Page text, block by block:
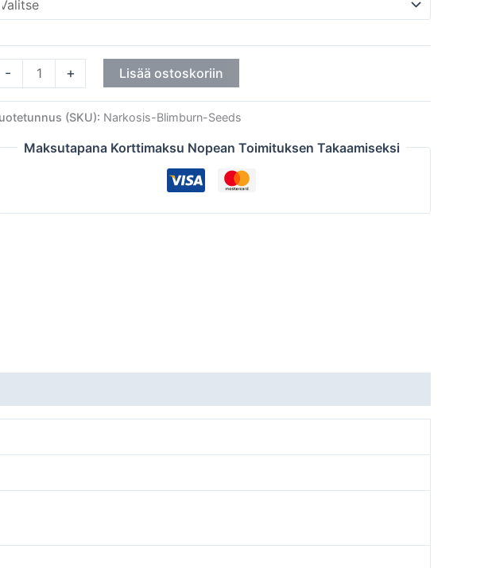
- + Lisää ostoskoriin
(SKU): Narkosis-Blimburn-Seeds
Maksutapana Korttimaksu Nopean Toimituksen Takaamiseksi